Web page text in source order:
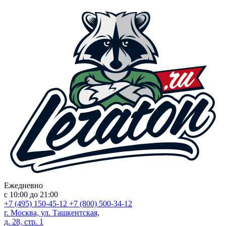
Ежедневно
с 10:00 до 21:00
+7 (495) 150-45-12 +7 (800) 500-34-12
г. Москва, ул. Ташкентская,
д. 28, стр. 1